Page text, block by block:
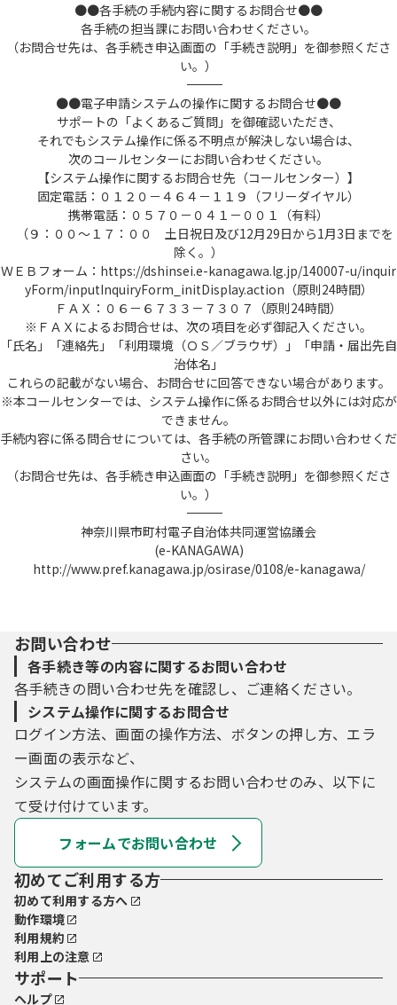
●●各手続の手続内容に関するお問合せ●●
各手続の担当課にお問い合わせください。
（お問合せ先は、各手続き申込画面の「手続き説明」を御参照くださ
い。）
――――――――――――――――――――――――――――――――――――――――――――――――――
●●電子申請システムの操作に関するお問合せ●●
サポートの「よくあるご質問」を御確認いただき、
それでもシステム操作に係る不明点が解決しない場合は、
次のコールセンターにお問い合わせください。
【システム操作に関するお問合せ先（コールセンター）】
固定電話：０１２０－４６４－１１９（フリーダイヤル）
携帯電話：０５７０－０４１－００１（有料）
（９：００～１７：００ 土日祝日及び12月29日から1月3日までを
除く。）
ＷＥＢフォーム：https://dshinsei.e-kanagawa.lg.jp/140007-u/inquir
yForm/inputInquiryForm_initDisplay.action（原則24時間）
ＦＡＸ：０６－６７３３－７３０７（原則24時間）
※ＦＡＸによるお問合せは、次の項目を必ず御記入ください。
「氏名」「連絡先」「利用環境（ＯＳ／ブラウザ）」「申請・届出先自
治体名」
これらの記載がない場合、お問合せに回答できない場合があります。
※本コールセンターでは、システム操作に係るお問合せ以外には対応が
できません。
手続内容に係る問合せについては、各手続の所管課にお問い合わせくだ
さい。
（お問合せ先は、各手続き申込画面の「手続き説明」を御参照くださ
い。）
――――――――――――――――――――――――――――――――――――――――――――――――――
神奈川県市町村電子自治体共同運営協議会
(e-KANAGAWA)
http://www.pref.kanagawa.jp/osirase/0108/e-kanagawa/
お問い合わせ
各手続き等の内容に関するお問い合わせ
各手続きの問い合わせ先を確認し、ご連絡ください。
システム操作に関するお問合せ
ログイン方法、画面の操作方法、ボタンの押し方、エラ
ー画面の表示など、
システムの画面操作に関するお問い合わせのみ、以下に
て受け付けています。
フォームでお問い合わせ
初めてご利用する方
初めて利用する方へ
動作環境
利用規約
利用上の注意
サポート
ヘルプ